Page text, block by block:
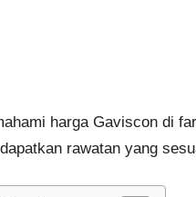
harga Gaviscon di
rawatan yang